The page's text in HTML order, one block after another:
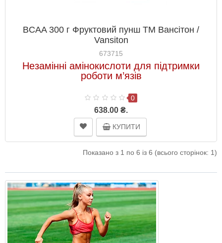
BCAA 300 г Фруктовий пунш ТМ Вансітон /
Vansiton
673715
Незамінні амінокислоти для підтримки
роботи м’язів
0
638.00 ₴.
КУПИТИ
Показано з 1 по 6 із 6 (всього сторінок: 1)